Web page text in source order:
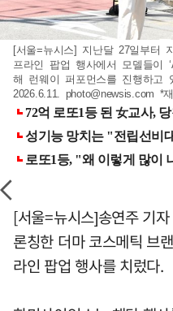
[서울=뉴시스] 지난달 27일부터
프라인 팝업 행사에서 모델들이
해 런웨이 퍼포먼스를 진행하고
2026.6.11. photo@newsis.com *
[서울=뉴시스]송연주 기
론칭한 더마 코스메틱 브
라인 팝업 행사를 치렀다.